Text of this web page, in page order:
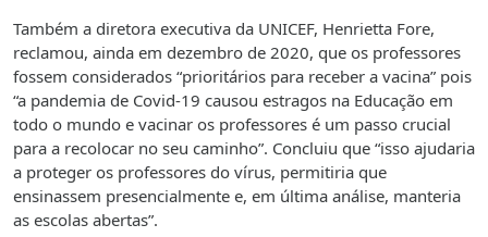
Também a diretora executiva da UNICEF, Henrietta Fore,
reclamou, ainda em dezembro de 2020, que os professores
fossem considerados “prioritários para receber a vacina” pois
“a pandemia de Covid-19 causou estragos na Educação em
todo o mundo e vacinar os professores é um passo crucial
para a recolocar no seu caminho”. Concluiu que “isso ajudaria
a proteger os professores do vírus, permitiria que
ensinassem presencialmente e, em última análise, manteria
as escolas abertas”.